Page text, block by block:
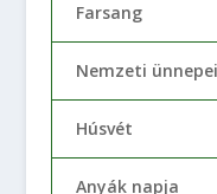
Farsang
Nemzeti
Húsvét
Anyák napja